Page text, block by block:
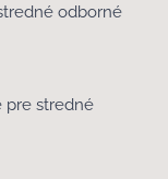
odborné
pre stredné